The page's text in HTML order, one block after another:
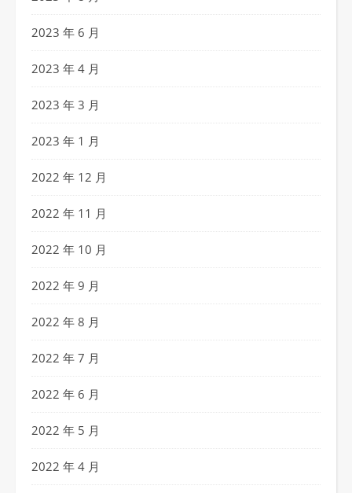
2023 年 6 月
2023 年 4 月
2023 年 3 月
2023 年 1 月
2022 年 12 月
2022 年 11 月
2022 年 10 月
2022 年 9 月
2022 年 8 月
2022 年 7 月
2022 年 6 月
2022 年 5 月
2022 年 4 月